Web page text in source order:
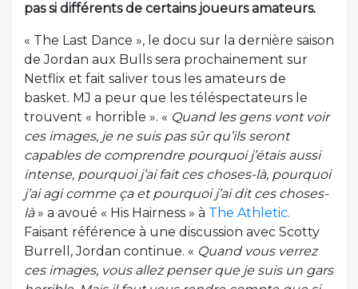
pas si différents de certains joueurs amateurs.
« The Last Dance », le docu sur la dernière saison
de Jordan aux Bulls sera prochainement sur
Netflix et fait saliver tous les amateurs de
basket. MJ a peur que les téléspectateurs le
trouvent « horrible ». « Quand les gens vont voir
ces images, je ne suis pas sûr qu’ils seront
capables de comprendre pourquoi j’étais aussi
intense, pourquoi j’ai fait ces choses-là, pourquoi
j’ai agi comme ça et pourquoi j’ai dit ces choses-
là» a avoué « His Hairness » à The Athletic.
Faisant référence à une discussion avec Scotty
Burrell, Jordan continue. « Quand vous verrez
ces images, vous allez penser que je suis un gars